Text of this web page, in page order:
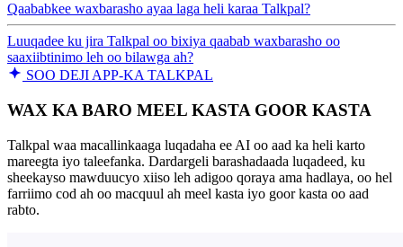
Qaababkee waxbarasho ayaa laga heli karaa Talkpal?
Luuqadee ku jira Talkpal oo bixiya qaabab waxbarasho oo
saaxiibtinimo leh oo bilawga ah?
SOO DEJI APP-KA TALKPAL
WAX KA BARO MEEL KASTA GOOR KASTA
Talkpal waa macallinkaaga luqadaha ee AI oo aad ka heli karto
mareegta iyo taleefanka. Dardargeli barashadaada luqadeed, ku
sheekayso mawduucyo xiiso leh adigoo qoraya ama hadlaya, oo hel
farriimo cod ah oo macquul ah meel kasta iyo goor kasta oo aad
rabto.